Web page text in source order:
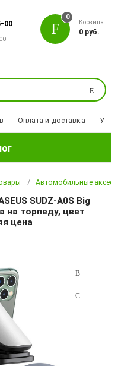
00
Поиск
0
Корзина
0 руб.
Оплата и доставка
Автомобильные
SUDZ-A0S Big
на торпеду, цвет
цена